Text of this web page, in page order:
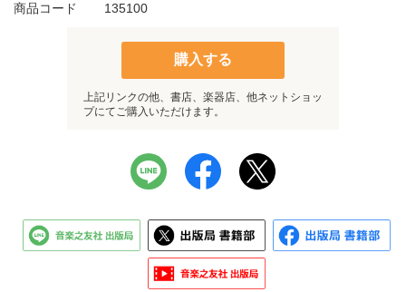
商品コード
135100
購入する
上記リンクの他、書店、楽器店、他ネットショッ
プにてご購入いただけます。